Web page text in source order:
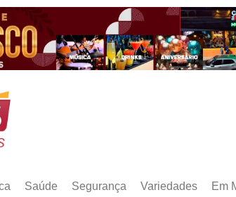
Saúde Segurança Variedades Em